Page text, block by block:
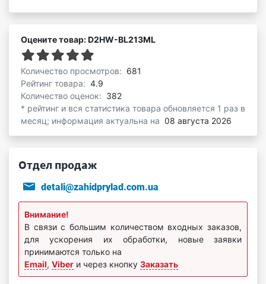
Оцените товар: D2HW-BL213ML
Количество просмотров: 681
Рейтинг товара: 4.9
Количество оценок: 382
* рейтинг и вся статистика товара обновляется 1 раз в
месяц; информация актуальна на 08 августа 2026
Отдел продаж
detali@zahidprylad.com.ua
Внимание!
В связи с большим количеством входных заказов,
для ускорения их обработки, новые заявки
принимаются только на
Email, Viber и через кнопку Заказать